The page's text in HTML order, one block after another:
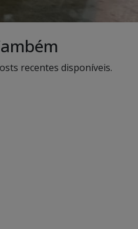
recentes disponíveis.